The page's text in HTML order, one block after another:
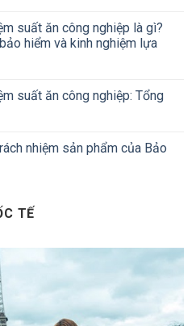
suất ăn công nghiệp là gì?
hiểm và kinh nghiệm lựa
suất ăn công nghiệp: Tổng
nhiệm sản phẩm của Bảo
TẾ